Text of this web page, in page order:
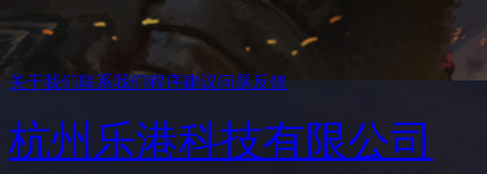
关于我们联系我们程序建议问题反馈
杭州乐港科技有限公司